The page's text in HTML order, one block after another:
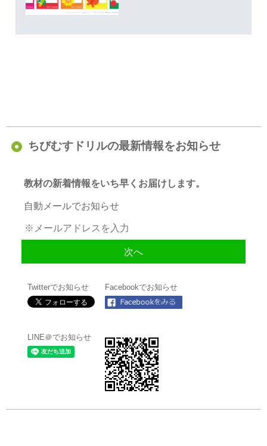
ちびむすドリルの最新情報をお知らせ
教材の新着情報をいち早くお届けします。
自動メールでお知らせ
Twitterでお知らせ Facebookでお知らせ
LINE＠でお知らせ